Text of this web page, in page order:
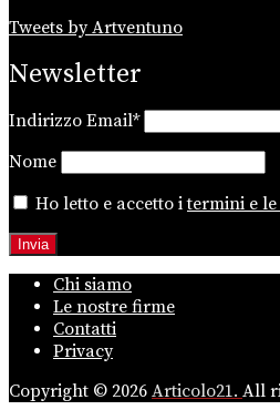
Tweets by Artventuno
Newsletter
Indirizzo Email*
Nome
Ho letto e accetto itermini e
Chi siamo
Le nostre firme
Contatti
Privacy
Copyright © 2026 Articolo21. All